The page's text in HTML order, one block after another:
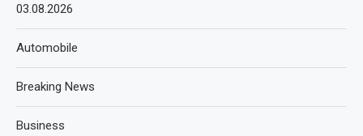
03.08.2026
Automobile
Breaking News
Business